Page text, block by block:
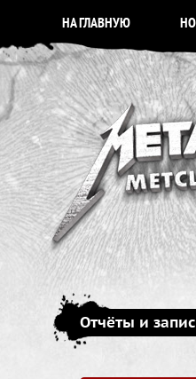
НА ГЛАВНУЮ
Отчёты и